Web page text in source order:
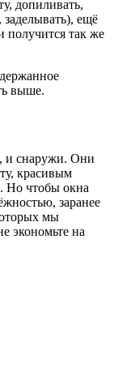
допиливать,
ещё
получится так же
выше.
и снаружи. Они
красивым
Но чтобы окна
заранее
мы
экономьте на